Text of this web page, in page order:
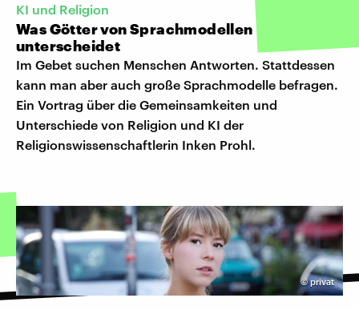
KI und Religion
Was Götter von Sprachmodellen
unterscheidet
Im Gebet suchen Menschen Antworten. Stattdessen
kann man aber auch große Sprachmodelle befragen.
Ein Vortrag über die Gemeinsamkeiten und
Unterschiede von Religion und KI der
Religionswissenschaftlerin Inken Prohl.
©privat